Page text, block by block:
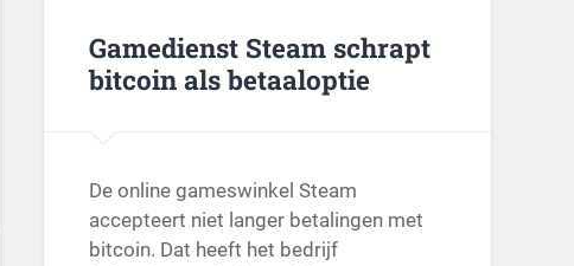
Gamedienst Steam schrapt
bitcoin als betaaloptie
De online gameswinkel Steam
accepteert niet langer betalingen met
bitcoin. Dat heeft het bedrijf